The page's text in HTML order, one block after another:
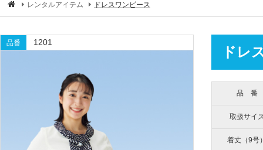
レンタルアイテム ドレスワンピース
品番 1201
ドレ
品 番
取扱サイ
着丈（9号